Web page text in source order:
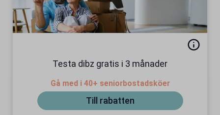
Testa dibz gratis i 3 månader
Gå med i 40+ seniorbostadsköer
Till rabatten